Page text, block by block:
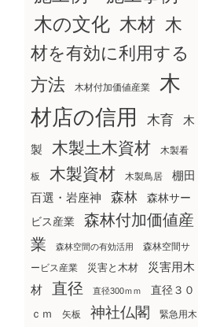
木の文化 木材 木
材を有効に利用する
方法
木材付加価値産業
木
材店の信用
木育 木
製 木製土木資材 木製看
板 木製資材 木製鳥居
棚田
百選・岩座神
森林
森林サー
ビス産業
森林付加価値産
業
森林空間の有効活用
森林空間サ
ービス産業
災害と木材
災害用木
材
直径 直径300ｍｍ
直径３０
ｃｍ
矢板 神社仏閣
緊急用木